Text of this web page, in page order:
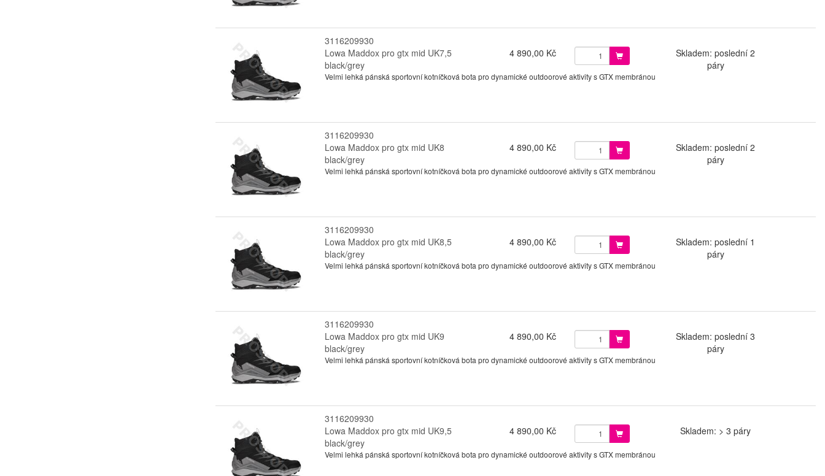
3116209930
Lowa Maddox pro gtx mid UK7,5
black/grey
4 890,00 Kč
Skladem: poslední 2
páry
Velmi lehká pánská sportovní kotníčková bota pro dynamické outdoorové aktivity s GTX membránou
3116209930
Lowa Maddox pro gtx mid UK8
black/grey
4 890,00 Kč
Skladem: poslední 2
páry
Velmi lehká pánská sportovní kotníčková bota pro dynamické outdoorové aktivity s GTX membránou
3116209930
Lowa Maddox pro gtx mid UK8,5
black/grey
4 890,00 Kč
Skladem: poslední 1
páry
Velmi lehká pánská sportovní kotníčková bota pro dynamické outdoorové aktivity s GTX membránou
3116209930
Lowa Maddox pro gtx mid UK9
black/grey
4 890,00 Kč
Skladem: poslední 3
páry
Velmi lehká pánská sportovní kotníčková bota pro dynamické outdoorové aktivity s GTX membránou
3116209930
Lowa Maddox pro gtx mid UK9,5
black/grey
4 890,00 Kč Skladem: > 3 páry
Velmi lehká pánská sportovní kotníčková bota pro dynamické outdoorové aktivity s GTX membránou